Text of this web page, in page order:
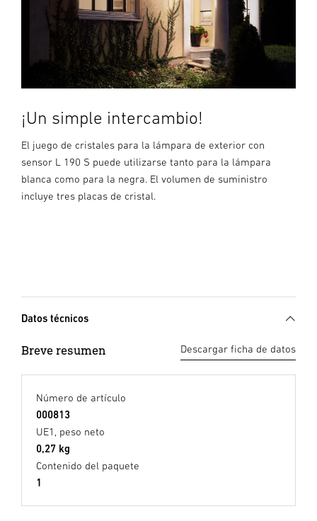
¡Un simple intercambio!
El juego de cristales para la lámpara de exterior con
sensor L 190 S puede utilizarse tanto para la lámpara
blanca como para la negra. El volumen de suministro
incluye tres placas de cristal.
Datos técnicos
Breve resumen Descargar ficha de datos
Número de artículo
000813
UE1, peso neto
0,27 kg
Contenido del paquete
1